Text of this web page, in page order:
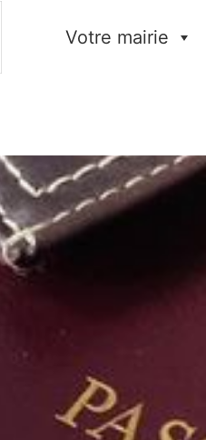
Votre mairie